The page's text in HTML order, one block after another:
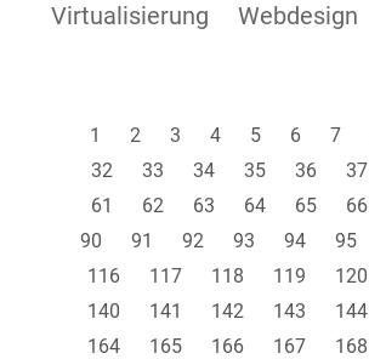
Virtualisierung
Webdesign
1 2 3 4 5 6 7
32
33 34 35 36 37
61
62 63 64 65 66
90
91 92 93 94 95
116
117 118 119 120
140
141 142 143 144
164
165 166 167 168